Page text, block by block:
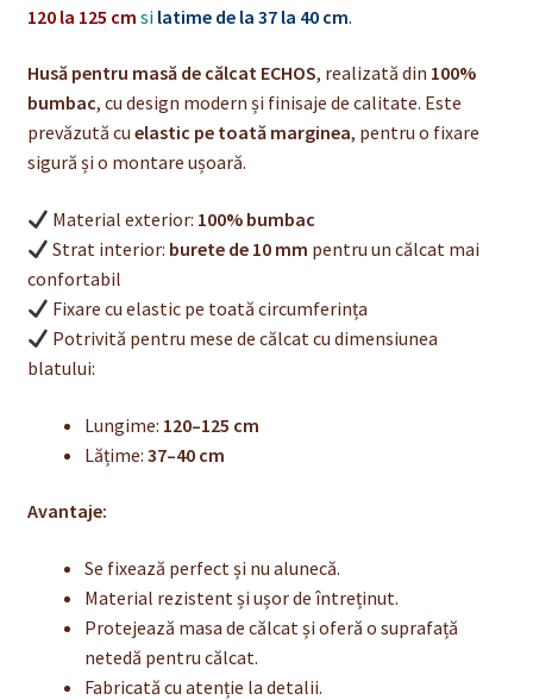
120 la 125 cm si latime de la 37 la 40 cm.
Husă pentru masă de călcat ECHOS, realizată din 100%
bumbac, cu design modern și finisaje de calitate. Este
prevăzută cu elastic pe toată marginea, pentru o fixare
sigură și o montare ușoară.
Material exterior: 100% bumbac
Strat interior: burete de 10 mm pentru un călcat mai
confortabil
Fixare cu elastic pe toată circumferința
Potrivită pentru mese de călcat cu dimensiunea
blatului:
Lungime: 120–125 cm
Lățime: 37–40 cm
Avantaje:
Se fixează perfect și nu alunecă.
Material rezistent și ușor de întreținut.
Protejează masa de călcat și oferă o suprafață
netedă pentru călcat.
Fabricată cu atenție la detalii.